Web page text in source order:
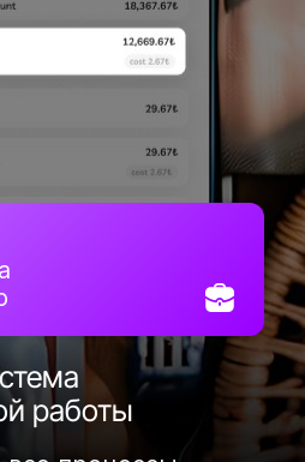
работы